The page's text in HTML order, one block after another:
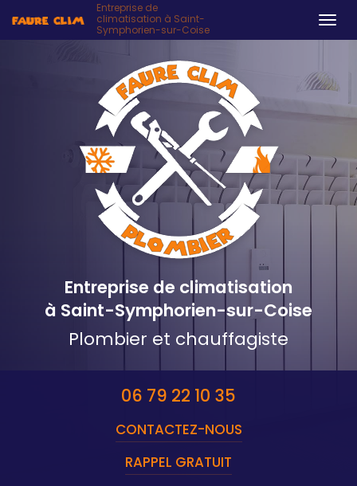
Entreprise de
climatisation à Saint-
Symphorien-sur-Coise
Entreprise de climatisation
à Saint-Symphorien-sur-Coise
Plombier et chauffagiste
06 79 22 10 35
CONTACTEZ-NOUS
RAPPEL GRATUIT